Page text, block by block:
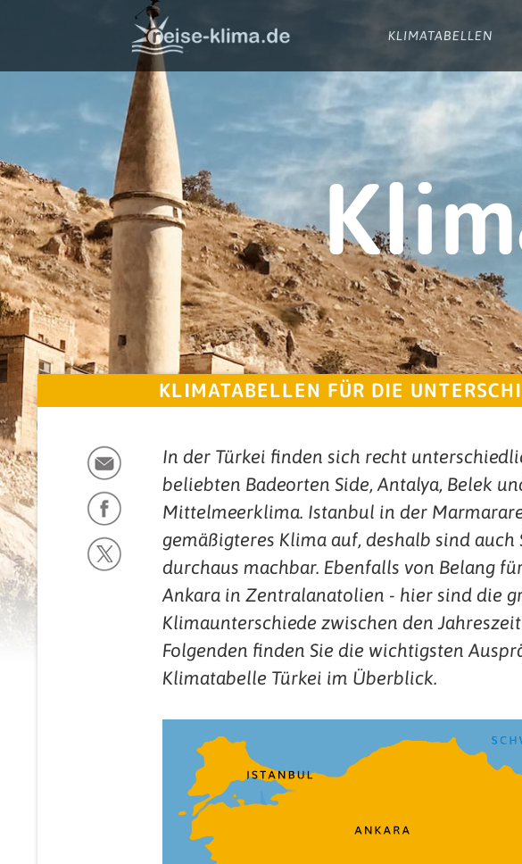
KLIMATABELLEN
KLIMATABELLEN FÜR DIE
In der Türkei finden sich recht
beliebten Badeorten Side, Antalya, Belek
Mittelmeerklima. Istanbul in der
gemäßigteres Klima auf, deshalb sind
durchaus machbar. Ebenfalls von Belang
Ankara in Zentralanatolien - hier sind die
Klimaunterschiede zwischen den
Folgenden finden Sie die wichtigsten
Klimatabelle Türkei im Überblick.